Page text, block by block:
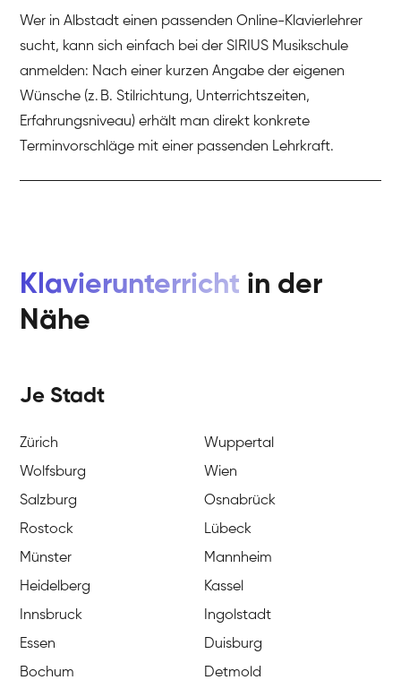
Wer in Albstadt einen passenden Online-Klavierlehrer
sucht, kann sich einfach bei der SIRIUS Musikschule
anmelden: Nach einer kurzen Angabe der eigenen
Wünsche (z. B. Stilrichtung, Unterrichtszeiten,
Erfahrungsniveau) erhält man direkt konkrete
Terminvorschläge mit einer passenden Lehrkraft.
Klavierunterricht in der
Nähe
Je Stadt
Zürich
Wuppertal
Wolfsburg
Wien
Salzburg
Osnabrück
Rostock
Lübeck
Münster
Mannheim
Heidelberg
Kassel
Innsbruck
Ingolstadt
Essen
Duisburg
Bochum
Detmold